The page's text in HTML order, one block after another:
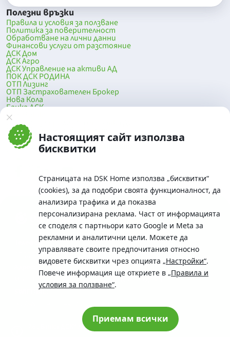
Настоящият сайт използва
бисквитки
Страницата на DSK Home използва „бисквитки“
(cookies), за да подобри своята функционалност, да
анализира трафика и да показва
персонализирана реклама. Част от информацията
се споделя с партньори като Google и Meta за
рекламни и аналитични цели. Можете да
управлявате своите предпочитания относно
видовете бисквитки чрез опцията „Настройки“.
Повече информация ще откриете в „Правила и
условия за ползване“.
Приемам всички
Полезни връзки
Правила и условия за ползване
Политика за поверителност
Обработване на лични данни
Финансови услуги от разстояние
ДСК Дом
ДСК Агро
ДСК Управление на активи АД
ПОК ДСК РОДИНА
ОТП Лизинг
ОТП Застрахователен Брокер
Нова Кола
Банка ДСК
DSK Mobile
Оферти за продажба от Банка ДСК
Клонова мрежа и банкомати
До началото на страницата
Телефон:
0700 10 375 / *2375
Московска No.19 / ул. Г. Бенковски No. 5, София 1036
SWIFT/BIC:
BIC/SWIFT на Банка ДСК: STSABGSF
© 2026 „Банка ДСК“ АД